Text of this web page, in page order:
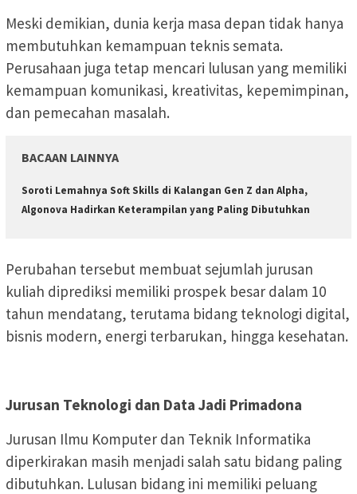
Meski demikian, dunia kerja masa depan tidak hanya
membutuhkan kemampuan teknis semata.
Perusahaan juga tetap mencari lulusan yang memiliki
kemampuan komunikasi, kreativitas, kepemimpinan,
dan pemecahan masalah.
BACAAN LAINNYA
Soroti Lemahnya Soft Skills di Kalangan Gen Z dan Alpha,
Algonova Hadirkan Keterampilan yang Paling Dibutuhkan
Perubahan tersebut membuat sejumlah jurusan
kuliah diprediksi memiliki prospek besar dalam 10
tahun mendatang, terutama bidang teknologi digital,
bisnis modern, energi terbarukan, hingga kesehatan.
Jurusan Teknologi dan Data Jadi Primadona
Jurusan Ilmu Komputer dan Teknik Informatika
diperkirakan masih menjadi salah satu bidang paling
dibutuhkan. Lulusan bidang ini memiliki peluang